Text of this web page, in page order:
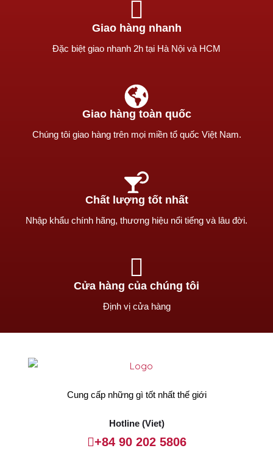
Giao hàng nhanh
Ðặc biệt giao nhanh 2h tại Hà Nội và HCM
Giao hàng toàn quốc
Chúng tôi giao hàng trên mọi miền tổ quốc Việt Nam.
Chất lượng tốt nhất
Nhập khẩu chính hãng, thương hiệu nổi tiếng và lâu đời.
Cửa hàng của chúng tôi
Định vị cửa hàng
Cung cấp những gì tốt nhất thế giới
Hotline (Viet)
+84 90 202 5806